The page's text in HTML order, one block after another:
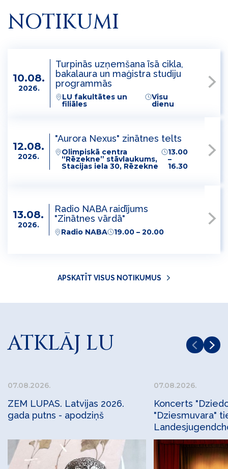
NOTIKUMI
10.08.
2026.
Turpinās uzņemšana īsā cikla,
bakalaura un maģistra studiju
programmās
LU fakultātes un
filiāles
Visu
dienu
12.08.
2026.
"Aurora Nexus" zinātnes telts
Olimpiskā centra
“Rēzekne” stāvlaukums,
Stacijas iela 30, Rēzekne
13.00
–
16.30
13.08.
2026.
Radio NABA raidījums
"Zinātnes vārdā"
Radio NABA 19.00 – 20.00
APSKATĪT VISUS NOTIKUMUS
ATKLĀJ LU
07.08.2026.
ZEM LUPAS. Latvijas 2026.
gada putns - apodziņš
07.08.2026.
Koncerts
"Dziesmuvara"